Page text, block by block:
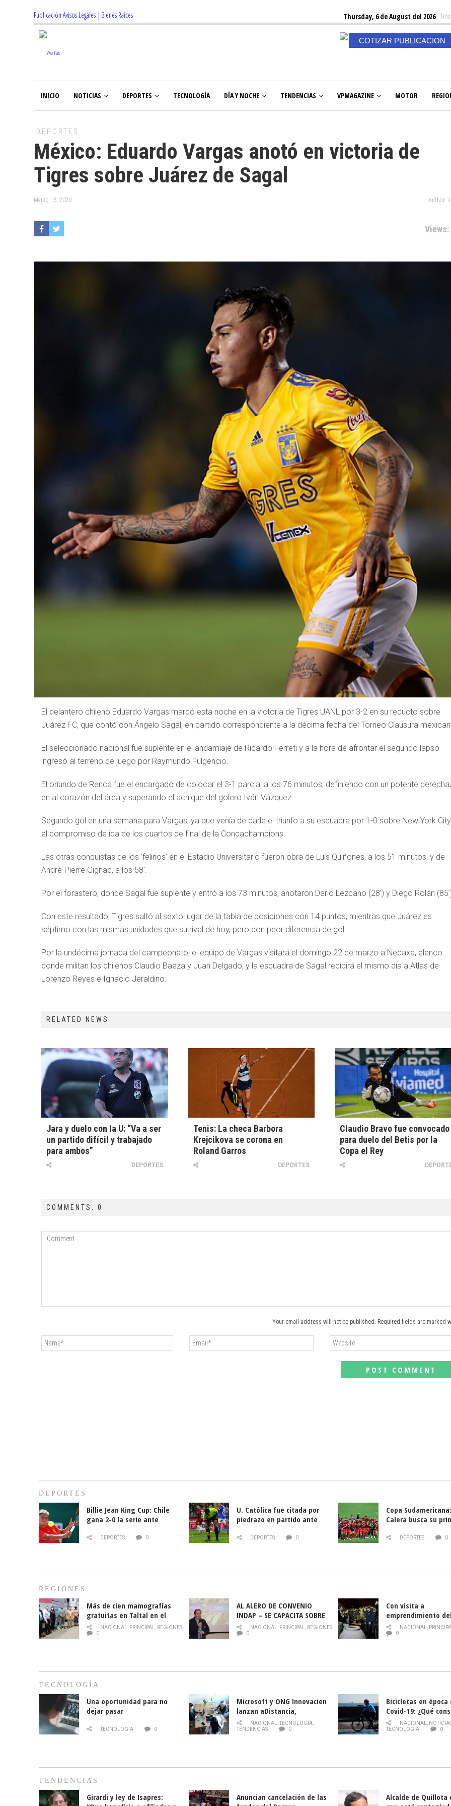
Publicación Avisos Legales | Bienes Raices Thursday, 6 de August del 2026
COTIZAR PUBLICACION
INICIO NOTICIAS DEPORTES TECNOLOGÍA DÍA Y NOCHE TENDENCIAS VPMAGAZINE MOTOR
DEPORTES
México: Eduardo Vargas anotó en victoria de
Tigres sobre Juárez de Sagal
Marzo 15, 2020 Author:
Views:
El delantero chileno Eduardo Vargas marcó esta noche en la victoria de Tigres UANL por 3-2 en su reducto sobre
Juárez FC, que contó con Ángelo Sagal, en partido correspondiente a la décima fecha del Torneo Clausura
El seleccionado nacional fue suplente en el andamiaje de Ricardo Ferreti y a la hora de afrontar el segundo lapso
ingresó al terreno de juego por Raymundo Fulgencio.
El oriundo de Renca fue el encargado de colocar el 3-1 parcial a los 76 minutos, definiendo con un potente
en al corazón del área y superando el achique del golero Iván Vázquez.
Segundo gol en una semana para Vargas, ya que venía de darle el triunfo a su escuadra por 1-0 sobre New York
el compromiso de ida de los cuartos de final de la Concachampions.
Las otras conquistas de los ‘felinos’ en el Estadio Universitario fueron obra de Luis Quiñones, a los 51 minutos, y de
André-Pierre Gignac, a los 58’.
Por el forastero, donde Sagal fue suplente y entró a los 73 minutos, anotaron Dario Lezcano (28’) y Diego Rolán
Con este resultado, Tigres saltó al sexto lugar de la tabla de posiciones con 14 puntos, mientras que Juárez es
séptimo con las mismas unidades que su rival de hoy, pero con peor diferencia de gol.
Por la undécima jornada del campeonato, el equipo de Vargas visitará el domingo 22 de marzo a Necaxa, elenco
donde militan los chilenos Claudio Baeza y Juan Delgado, y la escuadra de Sagal recibirá el mismo día a Atlas de
Lorenzo Reyes e Ignacio Jeraldino.
RELATED NEWS
Jara y duelo con la U: “Va a ser
un partido difícil y trabajado
para ambos”
DEPORTES
Tenis: La checa Barbora
Krejcikova se corona en
Roland Garros
DEPORTES
Claudio Bravo fue convocado
para duelo del Betis por la
Copa el Rey
COMMENTS: 0
Your email address will not be published. Required fields are marked
DEPORTES
Billie Jean King Cup: Chile
gana 2-0 la serie ante
DEPORTES 0
U. Católica fue citada por
piedrazo en partido ante
DEPORTES 0
Copa
Calera busca su
DEPORTES 0
REGIONES
Más de cien mamografías
gratuitas en Taltal en el
mes de la prevención del
cáncer de mama
NACIONAL, PRINCIPAL, REGIONES
0
AL ALERO DE CONVENIO
INDAP – SE CAPACITA SOBRE
PLAGA DROSOPHILA SUZUKII
NACIONAL, PRINCIPAL, REGIONES
0
Con visita a
emprendimiento
y llamado al
historia campesina
NACIONAL,
0
TECNOLOGÍA
Una oportunidad para no
dejar pasar
TECNOLOGÍA 0
Microsoft y ONG Innovacien
lanzan aDistancia,
plataforma con cursos
gratuitos online sobre
NACIONAL,TECNOLOGÍA,
TENDENCIAS
0
Bicicletas en época
Covid-19: ¿Qué
momento de
NACIONAL,
TECNOLOGÍA
0
TENDENCIAS
Girardi y ley de Isapres:
Anuncian cancelación de las
Alcalde de Quillota